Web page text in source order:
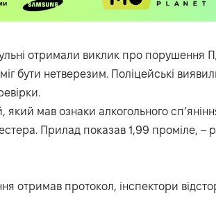
отримали виклик про порушення
бути нетверезим. Поліцейські
який мав ознаки алкогольного
Прилад показав 1,99 проміле, –
отримав протокол, інспектори